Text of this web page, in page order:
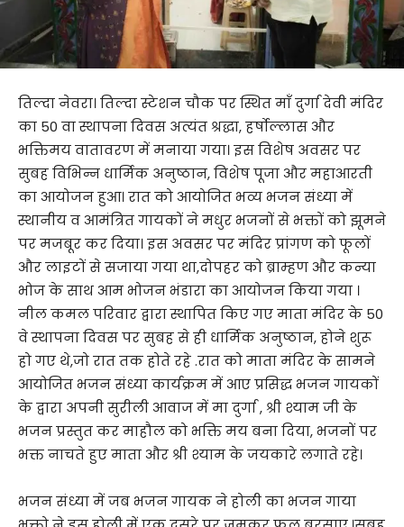
तिल्दा नेवरा। तिल्दा स्टेशन चौक पर स्थित माँ दुर्गा देवी मंदिर
का 50 वा स्थापना दिवस अत्यंत श्रद्धा, हर्षोल्लास और
भक्तिमय वातावरण में मनाया गया। इस विशेष अवसर पर
सुबह विभिन्न धार्मिक अनुष्ठान, विशेष पूजा और महाआरती
का आयोजन हुआ। रात को आयोजित भव्य भजन संध्या में
स्थानीय व आमंत्रित गायकों ने मधुर भजनों से भक्तों को झूमने
पर मजबूर कर दिया। इस अवसर पर मंदिर प्रांगण को फूलों
और लाइटों से सजाया गया था,दोपहर को ब्राम्हण और कन्या
भोज के साथ आम भोजन भंडारा का आयोजन किया गया ।
नील कमल परिवार द्वारा स्थापित किए गए माता मंदिर के 50
वे स्थापना दिवस पर सुबह से ही धार्मिक अनुष्ठान, होने शुरू
हो गए थे,जो रात तक होते रहे .रात को माता मंदिर के सामने
आयोजित भजन संध्या कार्यक्रम में आए प्रसिद्ध भजन गायकों
के द्वारा अपनी सुरीली आवाज में मा दुर्गा , श्री श्याम जी के
भजन प्रस्तुत कर माहौल को भक्ति मय बना दिया, भजनों पर
भक्त नाचते हुए माता और श्री श्याम के जयकारे लगाते रहे।
भजन संध्या में जब भजन गायक ने होली का भजन गाया